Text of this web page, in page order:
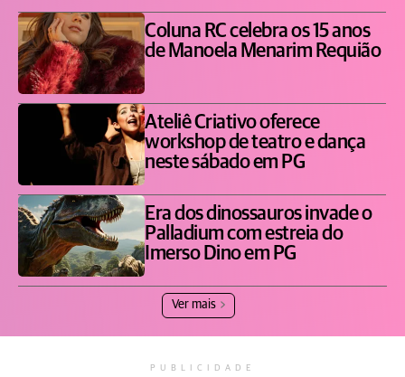
Coluna RC celebra os 15 anos
de Manoela Menarim Requião
Ateliê Criativo oferece
workshop de teatro e dança
neste sábado em PG
Era dos dinossauros invade o
Palladium com estreia do
Imerso Dino em PG
Ver mais
PUBLICIDADE